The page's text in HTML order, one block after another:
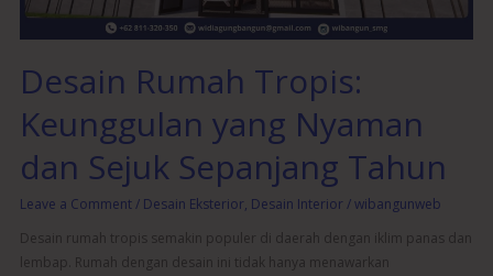
Desain Rumah Tropis:
Keunggulan yang Nyaman
dan Sejuk Sepanjang Tahun
Leave a Comment / Desain Eksterior, Desain Interior /wibangunweb
Desain rumah tropis semakin populer di daerah dengan iklim panas dan
lembap. Rumah dengan desain ini tidak hanya menawarkan
Sepanjang
Tahun